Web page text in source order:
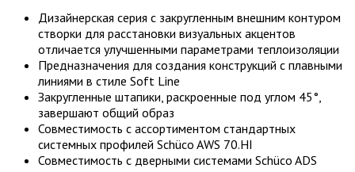
Дизайнерская серия с закругленным внешним контуром
створки для расстановки визуальных акцентов
отличается улучшенными параметрами теплоизоляции
Предназначения для создания конструкций с плавными
линиями в стиле Soft​ Line​
Закругленные штапики, раскроенные под углом 45°,
завершают общий образ
Совместимость с ассортиментом стандартных
системных профилей Schüco​ AWS​ 70.HI
Совместимость с дверными системами Schüco ADS